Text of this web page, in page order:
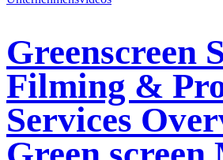
Greenscreen
Filming &
Services